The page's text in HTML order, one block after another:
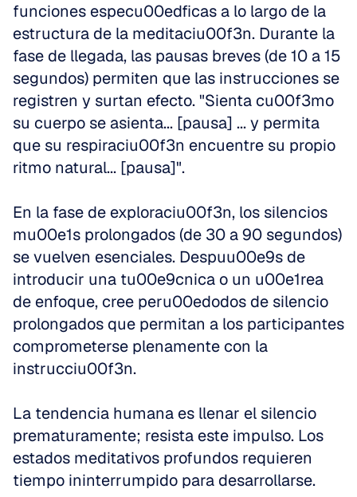
funciones especu00edficas a lo largo de la
estructura de la meditaciu00f3n. Durante la
fase de llegada, las pausas breves (de 10 a 15
segundos) permiten que las instrucciones se
registren y surtan efecto. "Sienta cu00f3mo
su cuerpo se asienta... [pausa] ... y permita
que su respiraciu00f3n encuentre su propio
ritmo natural... [pausa]".
En la fase de exploraciu00f3n, los silencios
mu00e1s prolongados (de 30 a 90 segundos)
se vuelven esenciales. Despuu00e9s de
introducir una tu00e9cnica o un u00e1rea
de enfoque, cree peru00edodos de silencio
prolongados que permitan a los participantes
comprometerse plenamente con la
instrucciu00f3n.
La tendencia humana es llenar el silencio
prematuramente; resista este impulso. Los
estados meditativos profundos requieren
tiempo ininterrumpido para desarrollarse.